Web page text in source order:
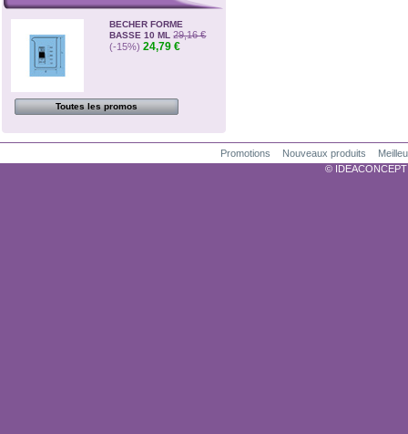
BECHER FORME
BASSE 10 ML 29,16 €
(-15%) 24,79 €
Toutes les promos
Promotions Nouveaux produits
©